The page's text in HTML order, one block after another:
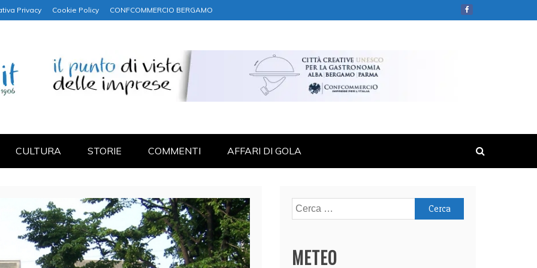
Privacy Cookie Policy CONFCOMMERCIO BERGAMO
CULTURA STORIE COMMENTI AFFARI DI GOLA
Ricerca
per:
METEO